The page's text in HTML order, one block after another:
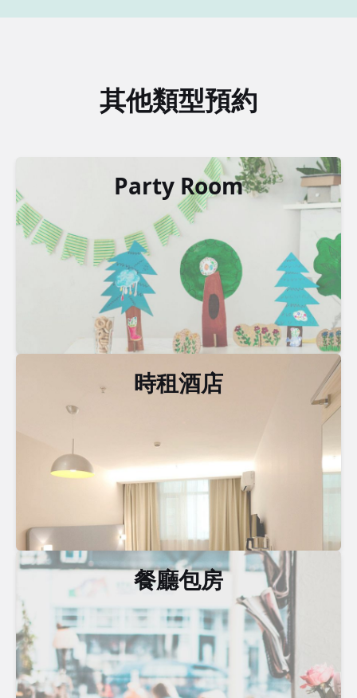
其他類型預約
Party Room
時租酒店
餐廳包房